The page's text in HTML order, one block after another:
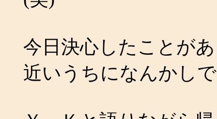
今日決心したことが
近いうちになんかし